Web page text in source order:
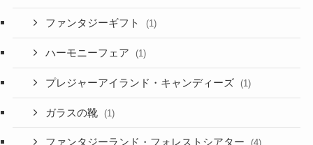
ファンタジーギフト (1)
ハーモニーフェア (1)
プレジャーアイランド・キャンディーズ (1)
ガラスの靴 (1)
ファンタジーランド・フォレストシアター (4)